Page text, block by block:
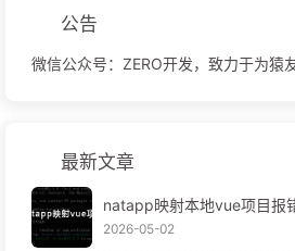
公告
微信公众号：ZERO开发，致力于为猿
最新文章
natapp映射本地vue项目报
2026-05-02